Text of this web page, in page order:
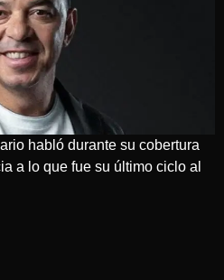
habló durante su cobertura
a lo que fue su último ciclo al